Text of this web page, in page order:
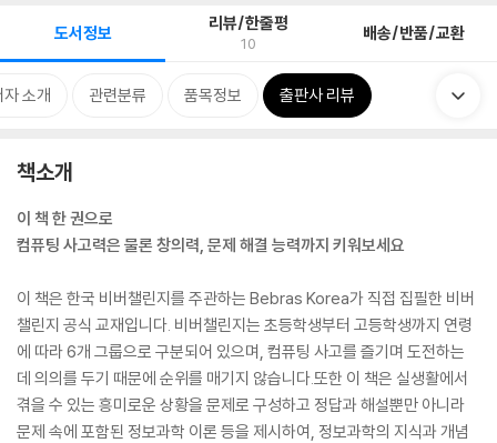
도서정보 리뷰/한줄평
10 배송/반품/교환
자 소개 관련분류 품목정보 출판사 리뷰
책소개
이 책 한 권으로
컴퓨팅 사고력은 물론 창의력, 문제 해결 능력까지 키워보세요
이 책은 한국 비버챌린지를 주관하는 Bebras Korea가 직접 집필한 비버
챌린지 공식 교재입니다. 비버챌린지는 초등학생부터 고등학생까지 연령
에 따라 6개 그룹으로 구분되어 있으며, 컴퓨팅 사고를 즐기며 도전하는
데 의의를 두기 때문에 순위를 매기지 않습니다.또한 이 책은 실생활에서
겪을 수 있는 흥미로운 상황을 문제로 구성하고 정답과 해설뿐만 아니라
문제 속에 포함된 정보과학 이론 등을 제시하여, 정보과학의 지식과 개념